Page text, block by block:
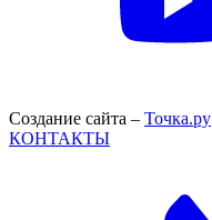
Создание сайта – Точка.ру
КОНТАКТЫ